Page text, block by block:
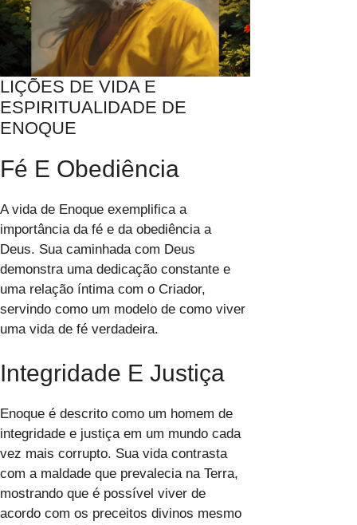
LIÇÕES DE VIDA E
ESPIRITUALIDADE DE
ENOQUE
Fé E Obediência
A vida de Enoque exemplifica a
importância da fé e da obediência a
Deus. Sua caminhada com Deus
demonstra uma dedicação constante e
uma relação íntima com o Criador,
servindo como um modelo de como viver
uma vida de fé verdadeira.
Integridade E Justiça
Enoque é descrito como um homem de
integridade e justiça em um mundo cada
vez mais corrupto. Sua vida contrasta
com a maldade que prevalecia na Terra,
mostrando que é possível viver de
acordo com os preceitos divinos mesmo